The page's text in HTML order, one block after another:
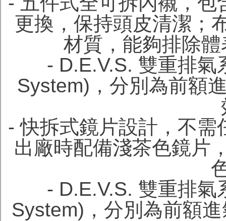
更換，保持頭皮清潔；
材質，能夠排除
- D.E.V.S. 雙重排
System)，分別為前額
- 快拆式鏡片設計，不
出廠時配備淺茶色鏡片
- D.E.V.S. 雙重排
System)，分別為前額